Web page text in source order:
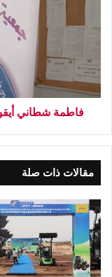
فاطمة شطاني
مقالات ذات صلة